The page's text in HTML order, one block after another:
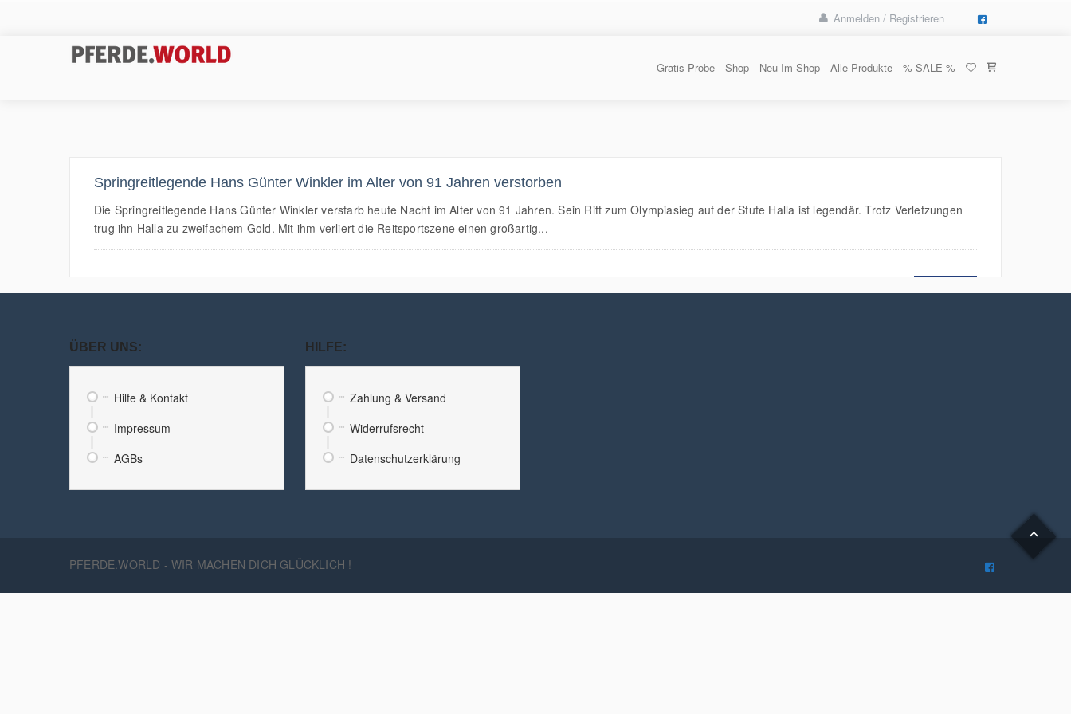
Anmelden / Registrieren
Gratis Probe Shop Neu Im Shop Alle Produkte % SALE %
Springreitlegende Hans Günter Winkler im Alter von 91 Jahren verstorben
Die Springreitlegende Hans Günter Winkler verstarb heute Nacht im Alter von 91 Jahren. Sein Ritt zum Olympiasieg auf der Stute Halla ist legendär. Trotz Verletzungen
trug ihn Halla zu zweifachem Gold. Mit ihm verliert die Reitsportszene einen großartig...
ÜBER UNS:
Hilfe & Kontakt
Impressum
AGBs
HILFE:
Zahlung & Versand
Widerrufsrecht
Datenschutzerklärung
PFERDE.WORLD - WIR MACHEN DICH GLÜCKLICH !